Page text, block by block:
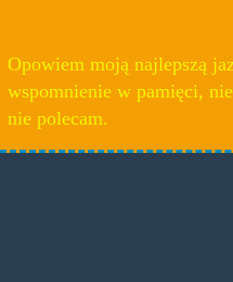
Opowiem moją najlepszą
wspomnienie w pamięci,
nie polecam.